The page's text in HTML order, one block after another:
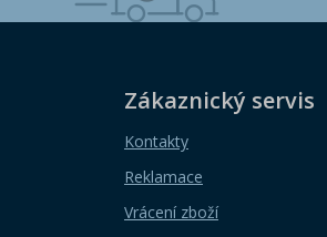
Zákaznický servis
Kontakty
Reklamace
Vrácení zboží